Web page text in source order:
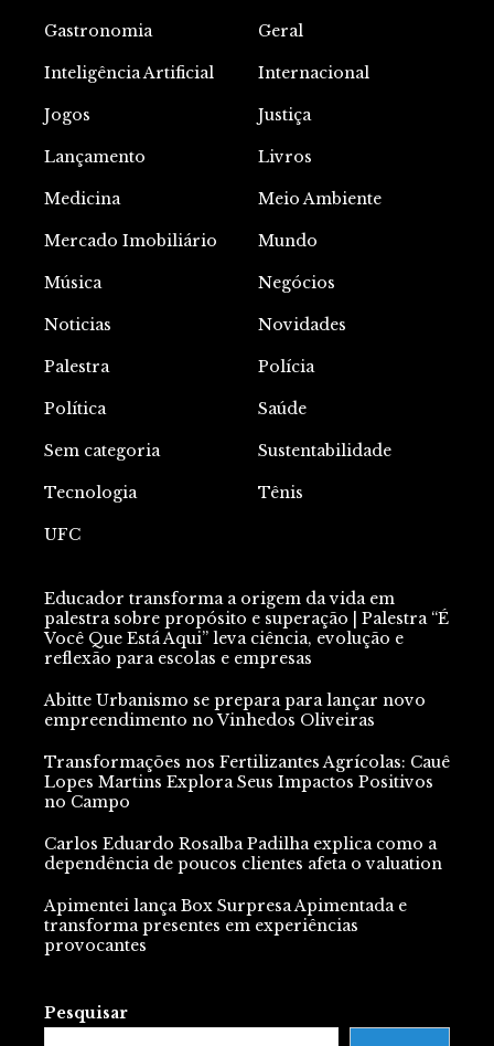
Gastronomia Geral
Inteligência Artificial Internacional
Jogos Justiça
Lançamento Livros
Medicina Meio Ambiente
Mercado Imobiliário Mundo
Música Negócios
Noticias Novidades
Palestra Polícia
Política Saúde
Sem categoria Sustentabilidade
Tecnologia Tênis
UFC
Educador transforma a origem da vida em
palestra sobre propósito e superação | Palestra “É
Você Que Está Aqui” leva ciência, evolução e
reflexão para escolas e empresas
Abitte Urbanismo se prepara para lançar novo
empreendimento no Vinhedos Oliveiras
Transformações nos Fertilizantes Agrícolas: Cauê
Lopes Martins Explora Seus Impactos Positivos
no Campo
Carlos Eduardo Rosalba Padilha explica como a
dependência de poucos clientes afeta o valuation
Apimentei lança Box Surpresa Apimentada e
transforma presentes em experiências
provocantes
Pesquisar